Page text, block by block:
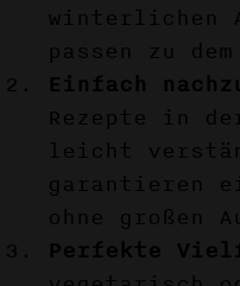
winterlichen
passen zu
Einfach
Rezepte in
leicht
garantieren
ohne großen
Perfekte